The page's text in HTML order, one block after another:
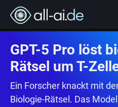
GPT-5 Pro löst
Rätsel um T-
Ein Forscher knackt mit
Biologie-Rätsel. Das